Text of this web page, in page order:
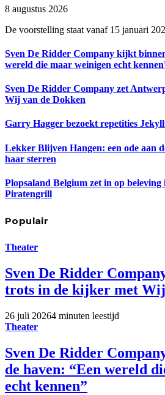
8 augustus 2026
De voorstelling staat vanaf 15 januari
Sven De Ridder Company kijkt
wereld die maar weinigen echt
Sven De Ridder Company zet
Wij van de Dokken
Garry Hagger bezoekt repetities
Lekker Blijven Hangen: een ode aan
haar sterren
Plopsaland Belgium zet in op beleving
Piratengrill
Populair
Theater
Sven De Ridder
trots in de kijker met
26 juli 20264 minuten leestijd
Theater
Sven De Ridder
de haven: “Een wereld
echt kennen”